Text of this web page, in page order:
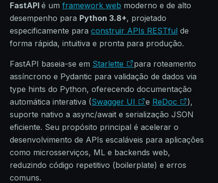
FastAPI é um framework web moderno e de alto
desempenho para Python 3.8+, projetado
especificamente para construir APIs RESTful de
forma rápida, intuitiva e pronta para produção.
FastAPI baseia-se em Starlette
para roteamento
assíncrono e Pydantic para validação de dados via
type hints do Python, oferecendo documentação
automática interativa (Swagger UI e ReDoc
),
suporte nativo a async/await e serialização JSON
eficiente. Seu propósito principal é acelerar o
desenvolvimento de APIs escaláveis para aplicações
como microsserviços, ML e backends web,
reduzindo código repetitivo (boilerplate) e erros
comuns.